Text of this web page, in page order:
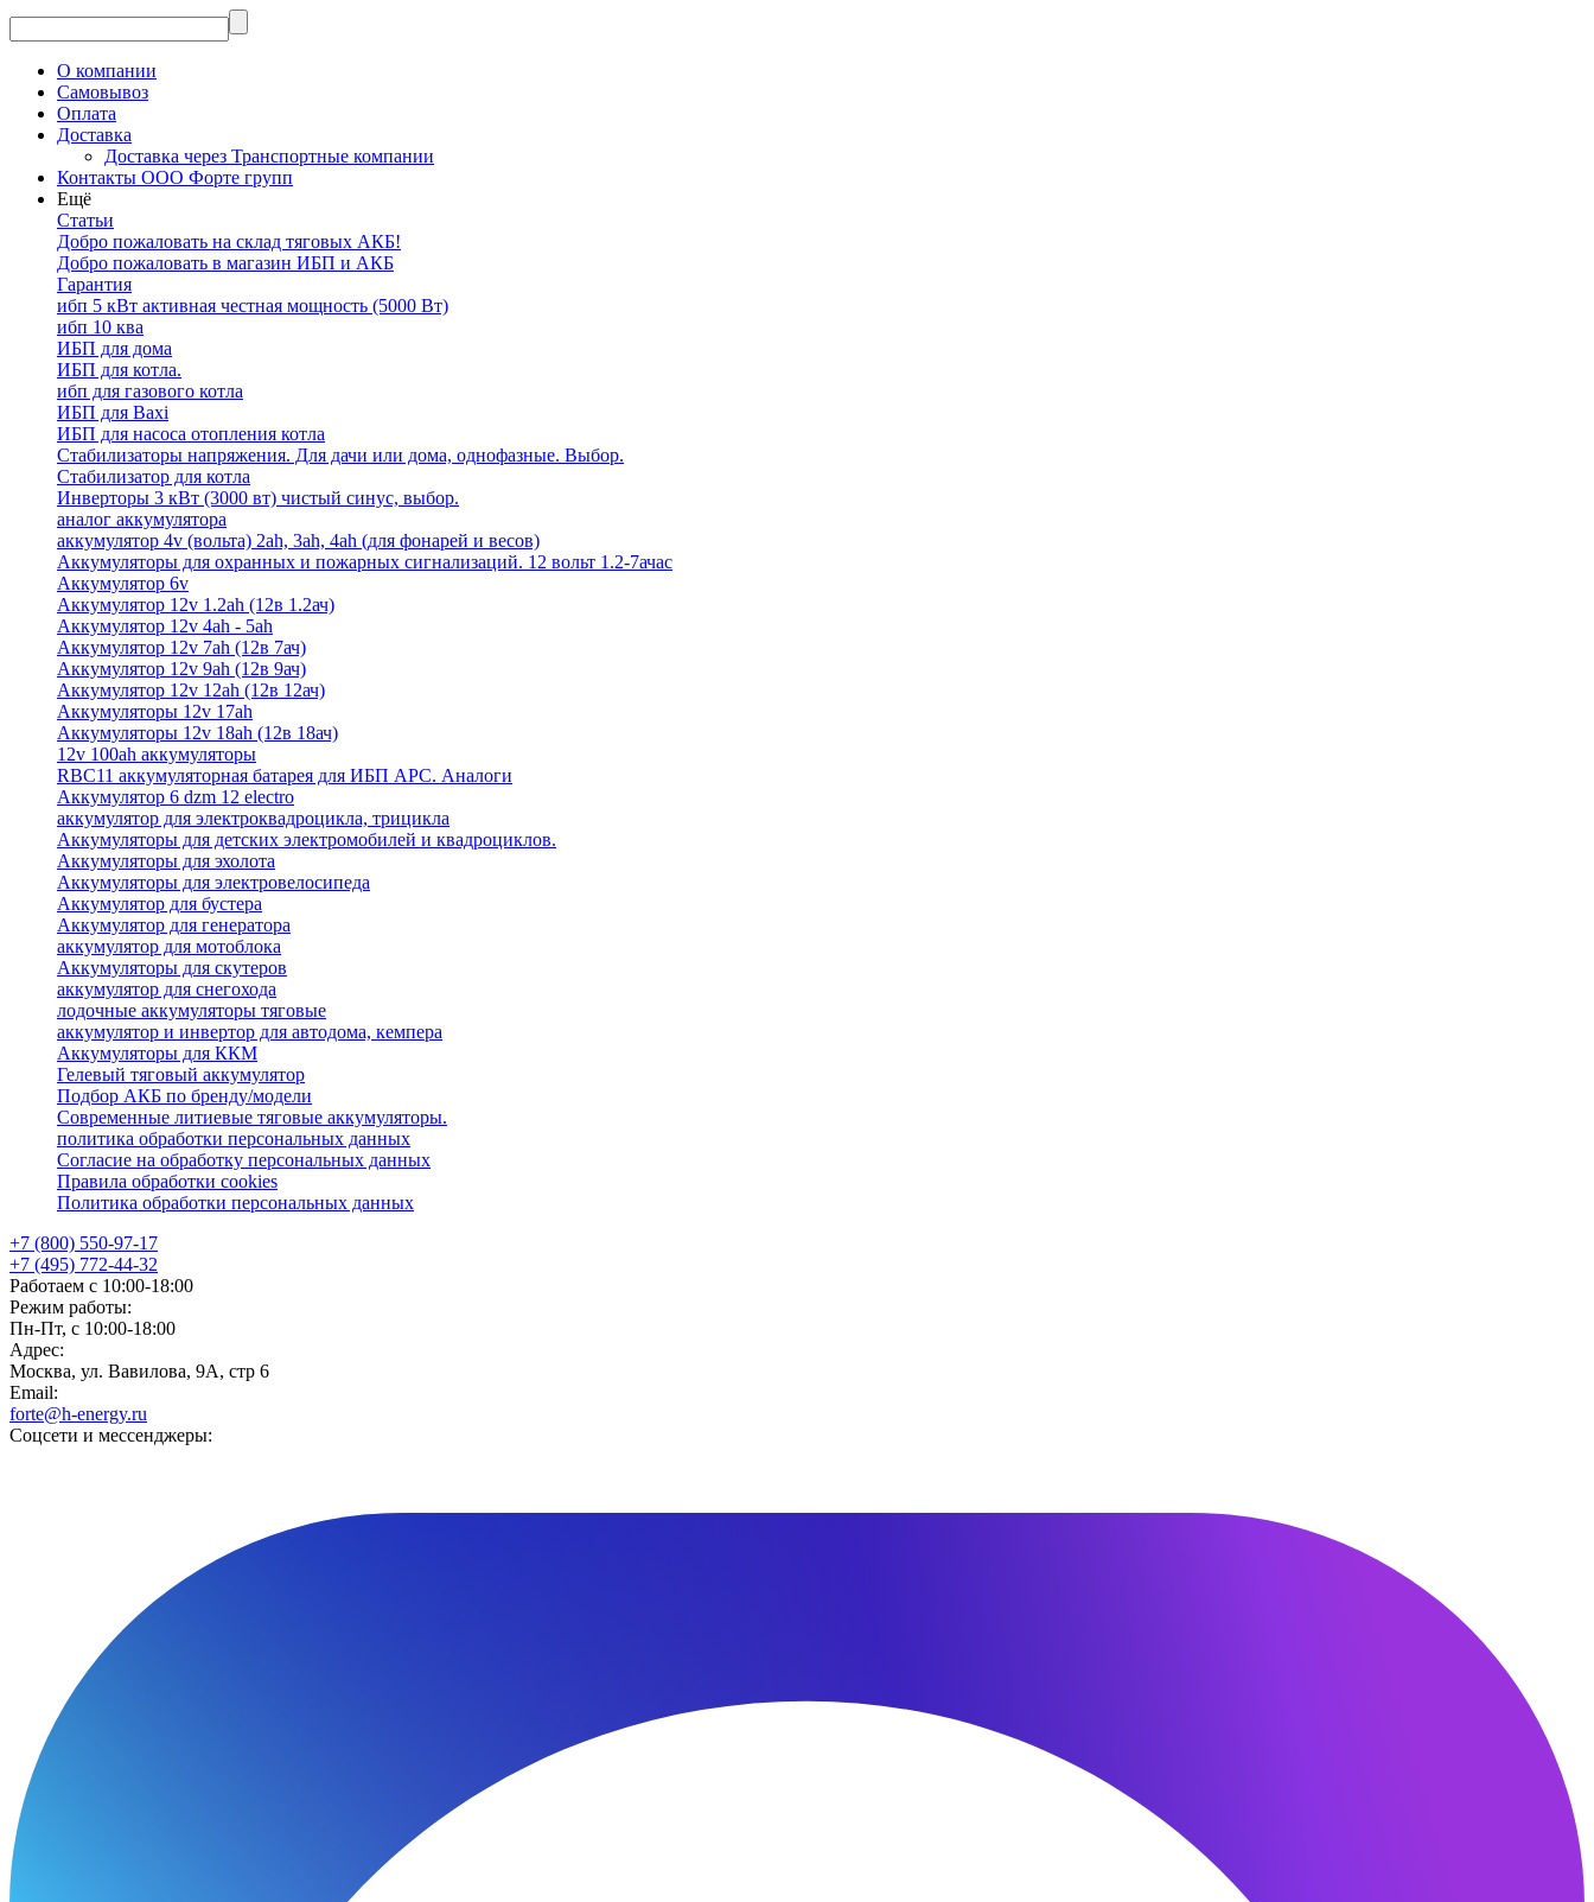
О компании
Самовывоз
Оплата
Доставка
Доставка через Транспортные компании
Контакты ООО Форте групп
Ещё
Статьи
Добро пожаловать на склад тяговых АКБ!
Добро пожаловать в магазин ИБП и АКБ
Гарантия
ибп 5 кВт активная честная мощность (5000 Вт)
ибп 10 ква
ИБП для дома
ИБП для котла.
ибп для газового котла
ИБП для Baxi
ИБП для насоса отопления котла
Стабилизаторы напряжения. Для дачи или дома, однофазные. Выбор.
Стабилизатор для котла
Инверторы 3 кВт (3000 вт) чистый синус, выбор.
аналог аккумулятора
аккумулятор 4v (вольта) 2ah, 3ah, 4ah (для фонарей и весов)
Аккумуляторы для охранных и пожарных сигнализаций. 12 вольт 1.2-7ачас
Аккумулятор 6v
Аккумулятор 12v 1.2ah (12в 1.2ач)
Аккумулятор 12v 4ah - 5ah
Аккумулятор 12v 7ah (12в 7ач)
Аккумулятор 12v 9ah (12в 9ач)
Аккумулятор 12v 12ah (12в 12ач)
Аккумуляторы 12v 17ah
Аккумуляторы 12v 18ah (12в 18ач)
12v 100ah аккумуляторы
RBC11 аккумуляторная батарея для ИБП APC. Аналоги
Аккумулятор 6 dzm 12 electro
аккумулятор для электроквадроцикла, трицикла
Аккумуляторы для детских электромобилей и квадроциклов.
Аккумуляторы для эхолота
Аккумуляторы для электровелосипеда
Аккумулятор для бустера
Аккумулятор для генератора
аккумулятор для мотоблока
Аккумуляторы для скутеров
аккумулятор для снегохода
лодочные аккумуляторы тяговые
аккумулятор и инвертор для автодома, кемпера
Аккумуляторы для ККМ
Гелевый тяговый аккумулятор
Подбор АКБ по бренду/модели
Современные литиевые тяговые аккумуляторы.
политика обработки персональных данных
Согласие на обработку персональных данных
Правила обработки cookies
Политика обработки персональных данных
+7 (800) 550-97-17
+7 (495) 772-44-32
Работаем с 10:00-18:00
Режим работы:
Пн-Пт, с 10:00-18:00
Адрес:
Москва, ул. Вавилова, 9А, стр 6
Email:
forte@h-energy.ru
Соцсети и мессенджеры: